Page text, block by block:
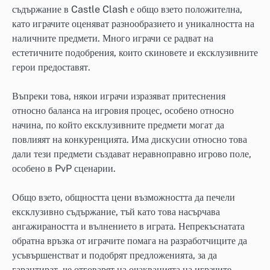
съдържание в Castle Clash е общо взето положителна,
като играчите оценяват разнообразието и уникалността на
наличните предмети. Много играчи се радват на
естетичните подобрения, които скиновете и ексклузивните
герои предоставят.
Въпреки това, някои играчи изразяват притеснения
относно баланса на игровия процес, особено относно
начина, по който ексклузивните предмети могат да
повлияят на конкуренцията. Има дискусии относно това
дали тези предмети създават неравноправно игрово поле,
особено в PvP сценарии.
Общо взето, общността цени възможността да печели
ексклузивно съдържание, тъй като това насърчава
ангажираността и вълнението в играта. Непрекъснатата
обратна връзка от играчите помага на разработчиците да
усъвършенстват и подобрят предложенията, за да